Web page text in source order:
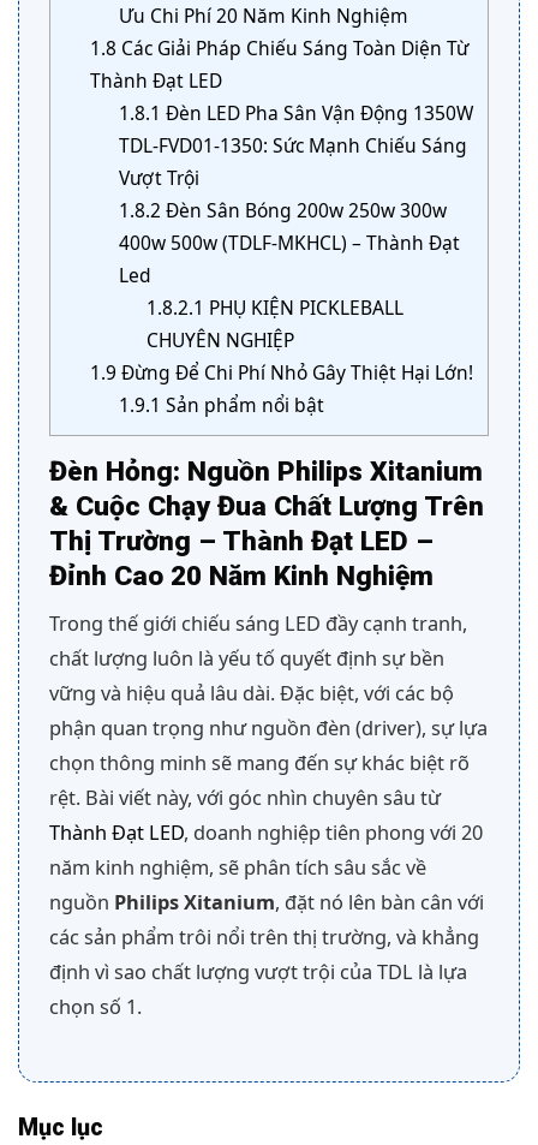
Ưu Chi Phí 20 Năm Kinh Nghiệm
1.8 Các Giải Pháp Chiếu Sáng Toàn Diện Từ
Thành Đạt LED
1.8.1 Đèn LED Pha Sân Vận Động 1350W
TDL-FVD01-1350: Sức Mạnh Chiếu Sáng
Vượt Trội
1.8.2 Đèn Sân Bóng 200w 250w 300w
400w 500w (TDLF-MKHCL) – Thành Đạt
Led
1.8.2.1 PHỤ KIỆN PICKLEBALL
CHUYÊN NGHIỆP
1.9 Đừng Để Chi Phí Nhỏ Gây Thiệt Hại Lớn!
1.9.1 Sản phẩm nổi bật
Đèn Hỏng: Nguồn Philips Xitanium
& Cuộc Chạy Đua Chất Lượng Trên
Thị Trường – Thành Đạt LED –
Đỉnh Cao 20 Năm Kinh Nghiệm
Trong thế giới chiếu sáng LED đầy cạnh tranh,
chất lượng luôn là yếu tố quyết định sự bền
vững và hiệu quả lâu dài. Đặc biệt, với các bộ
phận quan trọng như nguồn đèn (driver), sự lựa
chọn thông minh sẽ mang đến sự khác biệt rõ
rệt. Bài viết này, với góc nhìn chuyên sâu từ
Thành Đạt LED, doanh nghiệp tiên phong với 20
năm kinh nghiệm, sẽ phân tích sâu sắc về
nguồn Philips Xitanium, đặt nó lên bàn cân với
các sản phẩm trôi nổi trên thị trường, và khẳng
định vì sao chất lượng vượt trội của TDL là lựa
chọn số 1.
Mục lục